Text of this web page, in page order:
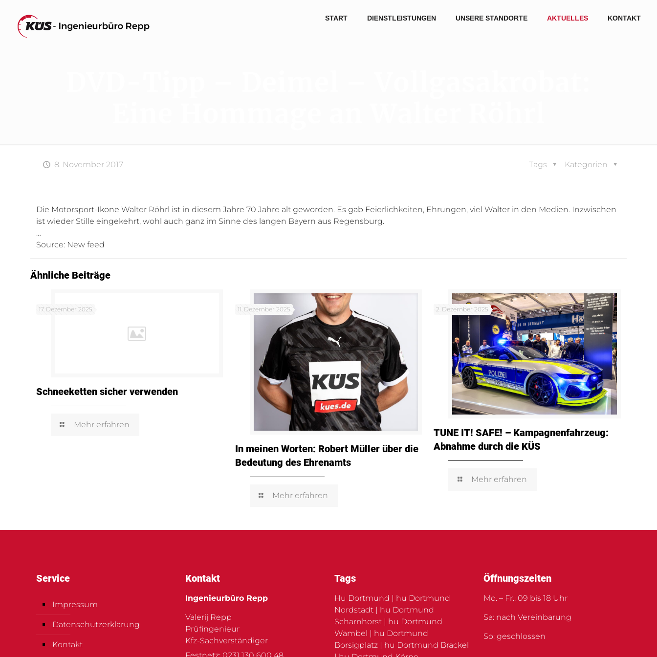
START DIENSTLEISTUNGEN UNSERE STANDORTE AKTUELLES KONTAKT
8. November 2017 Kategorien
Tags
Die Motorsport-Ikone Walter Röhrl ist in diesem Jahre 70 Jahre alt geworden. Es gab Feierlichkeiten, Ehrungen, viel Walter in den Medien. Inzwischen
ist wieder Stille eingekehrt, wohl auch ganz im Sinne des langen Bayern aus Regensburg.
…
Source: New feed
Ähnliche Beiträge
17. Dezember 2025
Schneeketten sicher verwenden
Mehr erfahren
11. Dezember 2025
In meinen Worten: Robert Müller über die
Bedeutung des Ehrenamts
Mehr erfahren
2. Dezember 2025
TUNE IT! SAFE! – Kampagnenfahrzeug:
Abnahme durch die KÜS
Mehr erfahren
Service
Impressum
Datenschutzerklärung
Kontakt
Kontakt
Ingenieurbüro Repp
Valerij Repp
Prüfingenieur
Kfz-Sachverständiger
Festnetz: 0231 130 600 48
Tags
Hu Dortmund | hu Dortmund
Nordstadt | hu Dortmund
Scharnhorst | hu Dortmund
Wambel | hu Dortmund
Borsigplatz | hu Dortmund Brackel
Öffnungszeiten
Mo. – Fr.: 09 bis 18 Uhr
Sa: nach Vereinbarung
So: geschlossen